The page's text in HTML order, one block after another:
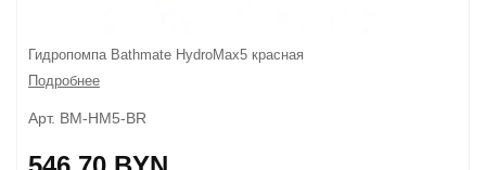
Гидропомпа Bathmate HydroMax5 красная
Подробнее
Арт. BM-HM5-BR